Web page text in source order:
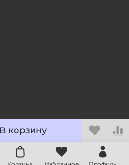
В корзину